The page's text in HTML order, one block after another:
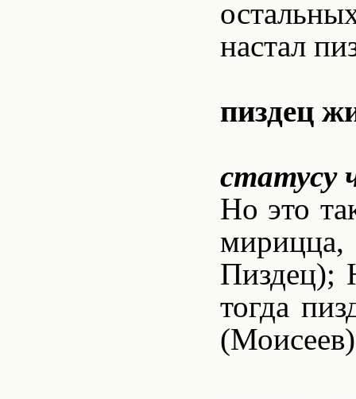
настал
пиздец
статусу
Но это
мирицца,
Пиздец);
тогда